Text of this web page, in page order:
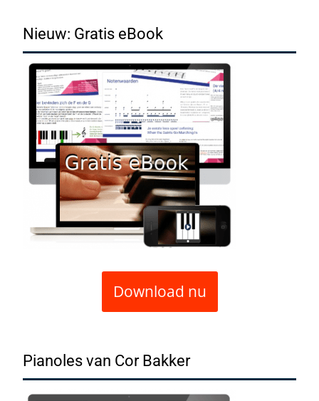
navigation
Nieuw: Gratis eBook
Download nu
Pianoles van Cor Bakker